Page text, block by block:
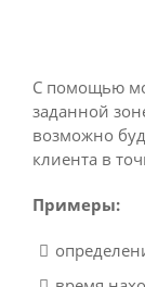
С помощью
заданной
возможно
клиента в
Примеры: